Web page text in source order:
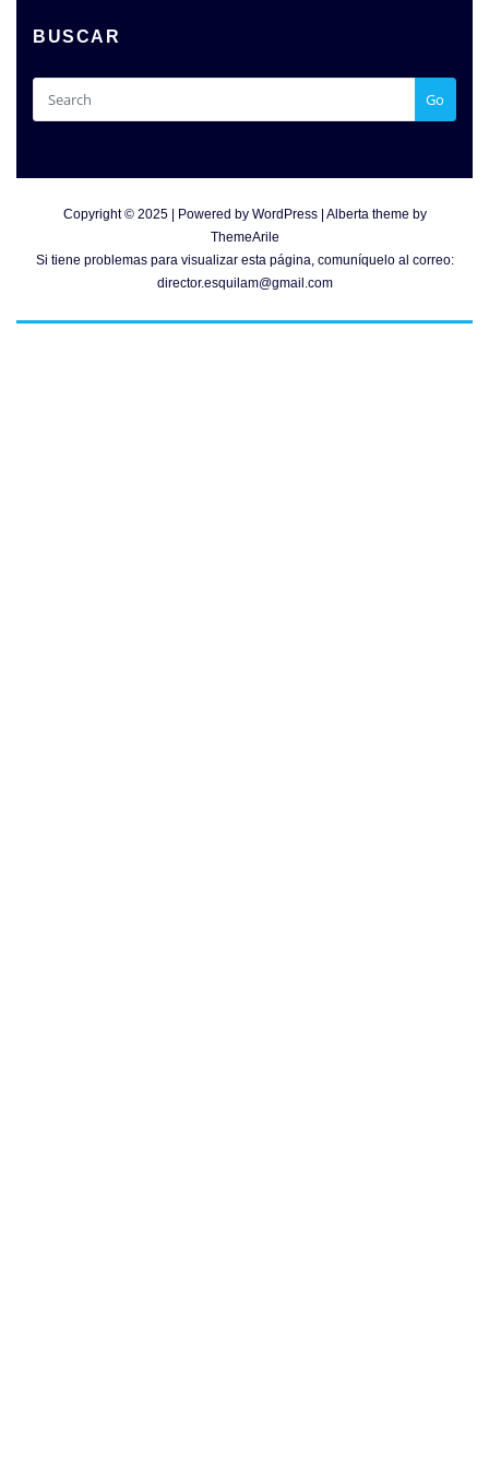
BUSCAR
Go
Copyright © 2025 | Powered by WordPress
Alberta theme by
ThemeArile
Si tiene problemas para visualizar esta página, comuníquelo al correo:
director.esquilam@gmail.com